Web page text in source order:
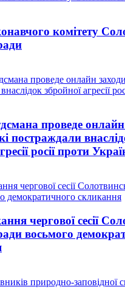
комітету
проведе онлайн
постраждали
росії проти
чергової сесії
восьмого